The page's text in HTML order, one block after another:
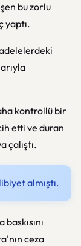
bu zorlu
yaptı.
kontrollü bir
etti ve duran
çalıştı.
almıştı.
ceza